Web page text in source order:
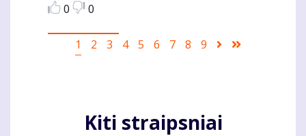
0
0
Pagination
Current
1 Puslapis
2 Puslapis
3 Puslapis
4 Puslapis
5 Puslapis
6 Puslapis
7 Puslapis
8 Puslapis
9
Sekantis
Kiti straipsniai